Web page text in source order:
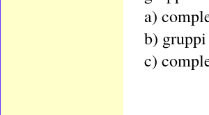
a)
b)
c)